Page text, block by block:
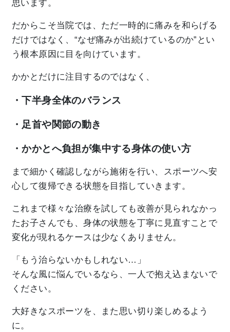
思います。
だからこそ当院では、ただ一時的に痛みを和らげる
だけではなく、“なぜ痛みが出続けているのか”とい
う根本原因に目を向けています。
かかとだけに注目するのではなく、
・下半身全体のバランス
・足首や関節の動き
・かかとへ負担が集中する身体の使い方
まで細かく確認しながら施術を行い、スポーツへ安
心して復帰できる状態を目指していきます。
これまで様々な治療を試しても改善が見られなかっ
たお子さんでも、身体の状態を丁寧に見直すことで
変化が現れるケースは少なくありません。
「もう治らないかもしれない…」
そんな風に悩んでいるなら、一人で抱え込まないで
ください。
大好きなスポーツを、また思い切り楽しめるよう
に。